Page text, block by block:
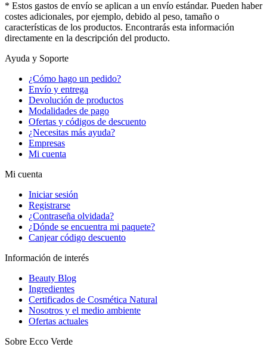
* Estos gastos de envío se aplican a un envío estándar. Pueden haber
costes adicionales, por ejemplo, debido al peso, tamaño o
características de los productos. Encontrarás esta información
directamente en la descripción del producto.
Ayuda y Soporte
¿Cómo hago un pedido?
Envío y entrega
Devolución de productos
Modalidades de pago
Ofertas y códigos de descuento
¿Necesitas más ayuda?
Empresas
Mi cuenta
Mi cuenta
Iniciar sesión
Registrarse
¿Contraseña olvidada?
¿Dónde se encuentra mi paquete?
Canjear código descuento
Información de interés
Beauty Blog
Ingredientes
Certificados de Cosmética Natural
Nosotros y el medio ambiente
Ofertas actuales
Sobre Ecco Verde